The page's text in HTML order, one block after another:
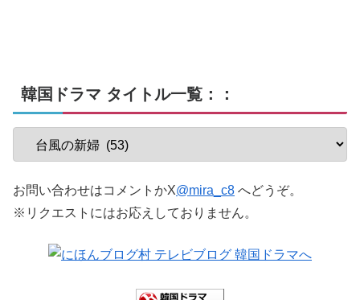
韓国ドラマ タイトル一覧：：
お問い合わせはコメントかX@mira_c8 へどうぞ。
※リクエストにはお応えしておりません。